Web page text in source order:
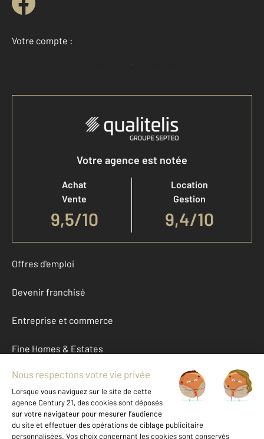
Votre compte :
Accéder à mon compte
Votre agence est notée
Achat
Vente
9,5/10
Location
Gestion
9,4/10
Offres d'emploi
Devenir franchisé
Entreprise et commerce
Fine Homes & Estates
À propos
International
Nous contacter